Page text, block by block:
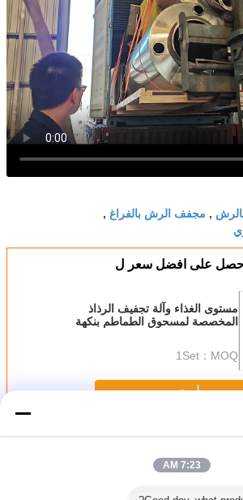
, مجفف الرش بالفراغ ,
على افضل سعر ل
مستوى الغذاء وآلة تجفيف الرذاذ
المخصصة لمسحوق الطماطم بنكهة
MOQ：
1Set
استمر
7:23 AM